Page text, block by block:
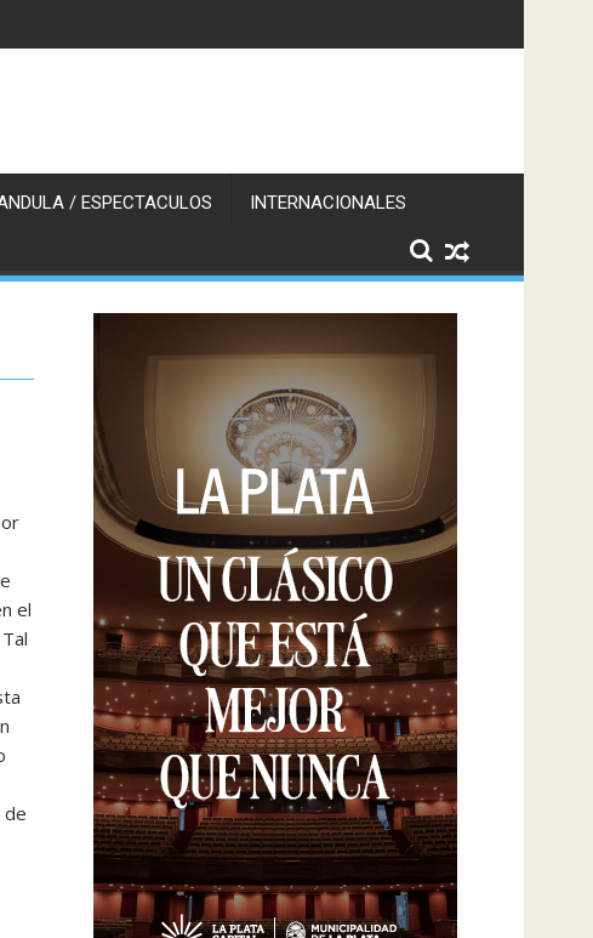
/ ESPECTACULOS INTERNACIONALES
el
de